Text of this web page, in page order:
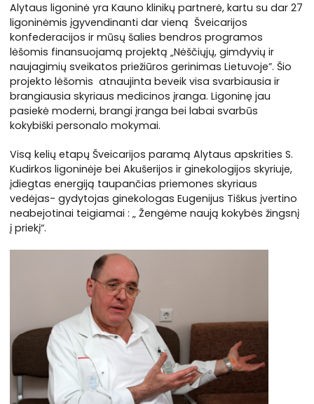
Alytaus ligoninė yra Kauno klinikų partnerė, kartu su dar 27
ligoninėmis įgyvendinanti dar vieną Šveicarijos
konfederacijos ir mūsų šalies bendros programos
lėšomis finansuojamą projektą „Nėščiųjų, gimdyvių ir
naujagimių sveikatos priežiūros gerinimas Lietuvoje”. Šio
projekto lėšomis atnaujinta beveik visa svarbiausia ir
brangiausia skyriaus medicinos įranga. Ligoninę jau
pasiekė moderni, brangi įranga bei labai svarbūs
kokybiški personalo mokymai.
Visą kelių etapų Švei­ca­ri­jos pa­ra­mą Aly­taus apskrities S.
Kudirkos li­go­ni­nė­je bei Aku­še­ri­jos ir gi­ne­ko­lo­gi­jos sky­riu­je,
įdieg­tas ener­gi­ją tau­pan­čias prie­mo­nes sky­riaus
vedėjas- gydytojas ginekologas Eu­ge­ni­jus Tiš­kus įver­ti­no
neabejotinai tei­gia­mai : „ Žengėme naują kokybės žingsnį
į priekį“.